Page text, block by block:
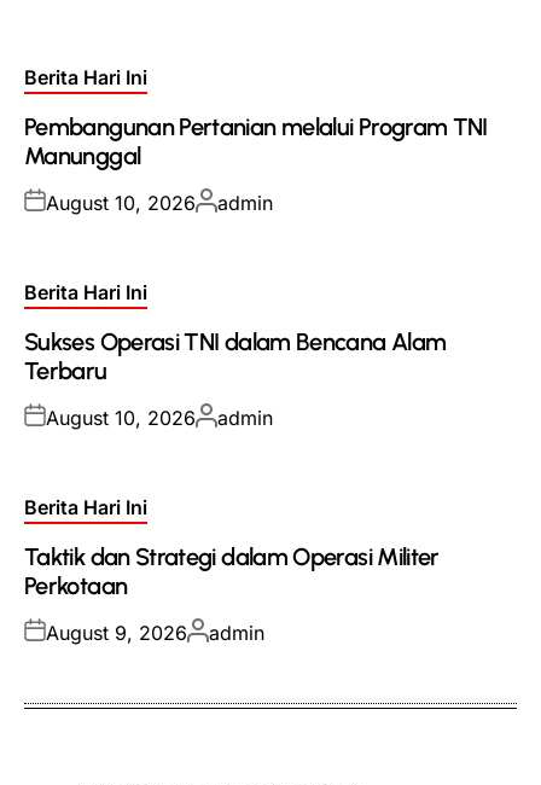
Posted
Berita Hari Ini
Pembangunan Pertanian melalui Program TNI
Manunggal
Posted
August 10, 2026Posted
admin
Posted
Berita Hari Ini
Sukses Operasi TNI dalam Bencana Alam
Terbaru
Posted
August 10, 2026Posted
admin
Posted
Berita Hari Ini
Taktik dan Strategi dalam Operasi Militer
Perkotaan
Posted
August 9, 2026Posted
admin